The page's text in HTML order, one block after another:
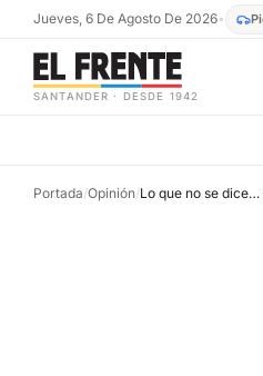
Jueves, 6 De Agosto De 2026•
SANTANDER · DESDE 1942
Portada/Opinión/Lo que no se